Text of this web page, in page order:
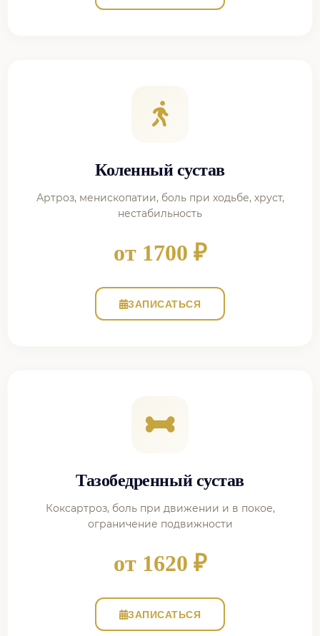
Коленный сустав
Артроз, менископатии, боль при ходьбе, хруст,
нестабильность
от 1700 ₽
ЗАПИСАТЬСЯ
Тазобедренный сустав
Коксартроз, боль при движении и в покое,
ограничение подвижности
от 1620 ₽
ЗАПИСАТЬСЯ